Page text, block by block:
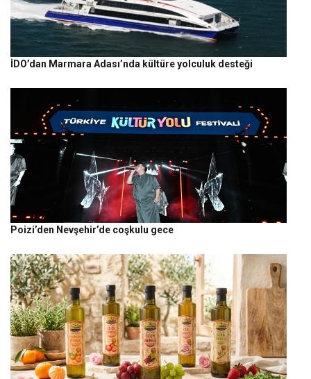
İDO’dan Marmara Adası’nda kültüre yolculuk desteği
Poizi’den Nevşehir’de coşkulu gece